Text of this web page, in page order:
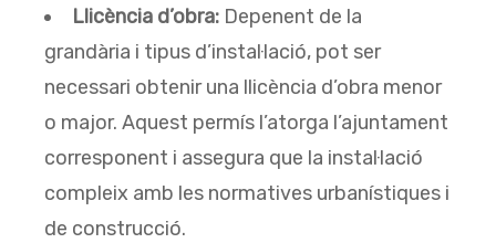
Llicència d’obra: Depenent de la
grandària i tipus d’instal·lació, pot ser
necessari obtenir una llicència d’obra menor
o major. Aquest permís l’atorga l’ajuntament
corresponent i assegura que la instal·lació
compleix amb les normatives urbanístiques i
de construcció.